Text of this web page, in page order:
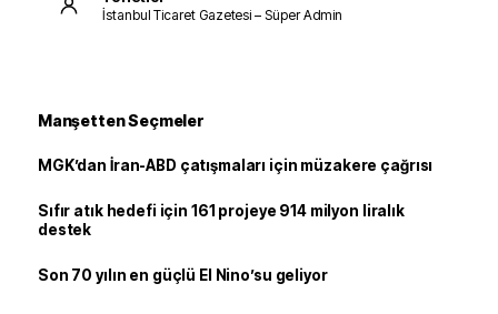
İstanbul Ticaret Gazetesi – Süper Admin
Manşetten Seçmeler
MGK’dan İran-ABD çatışmaları için müzakere çağrısı
Sıfır atık hedefi için 161 projeye 914 milyon liralık
destek
Son 70 yılın en güçlü El Nino’su geliyor